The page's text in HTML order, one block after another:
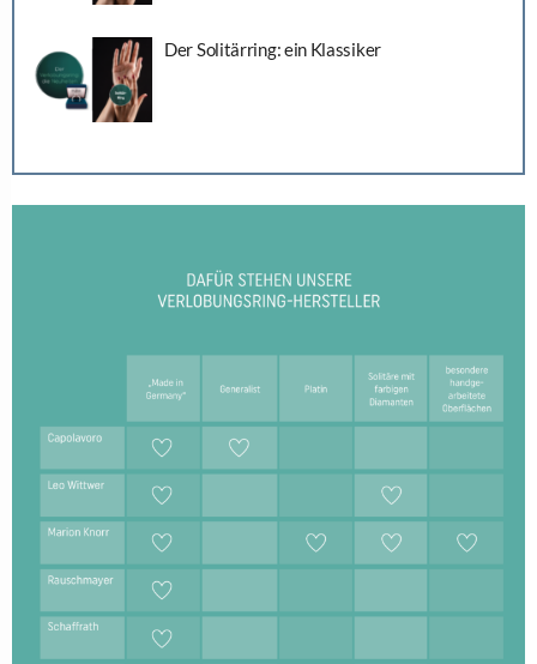
Der Solitärring: ein Klassiker